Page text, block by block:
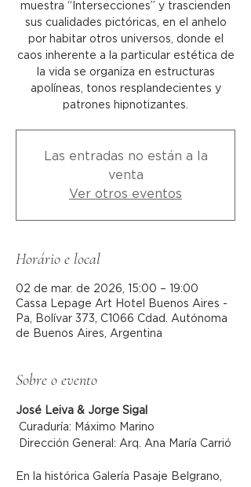
muestra “Intersecciones” y trascienden
sus cualidades pictóricas, en el anhelo
por habitar otros universos, donde el
caos inherente a la particular estética de
la vida se organiza en estructuras
apolíneas, tonos resplandecientes y
patrones hipnotizantes.
Las entradas no están a la
venta
Ver otros eventos
Horário e local
02 de mar. de 2026, 15:00 – 19:00
Cassa Lepage Art Hotel Buenos Aires -
Pa, Bolívar 373, C1066 Cdad. Autónoma
de Buenos Aires, Argentina
Sobre o evento
José Leiva & Jorge Sigal
Curaduría: Máximo Marino
Dirección General: Arq. Ana María Carrió
En la histórica Galería Pasaje Belgrano,